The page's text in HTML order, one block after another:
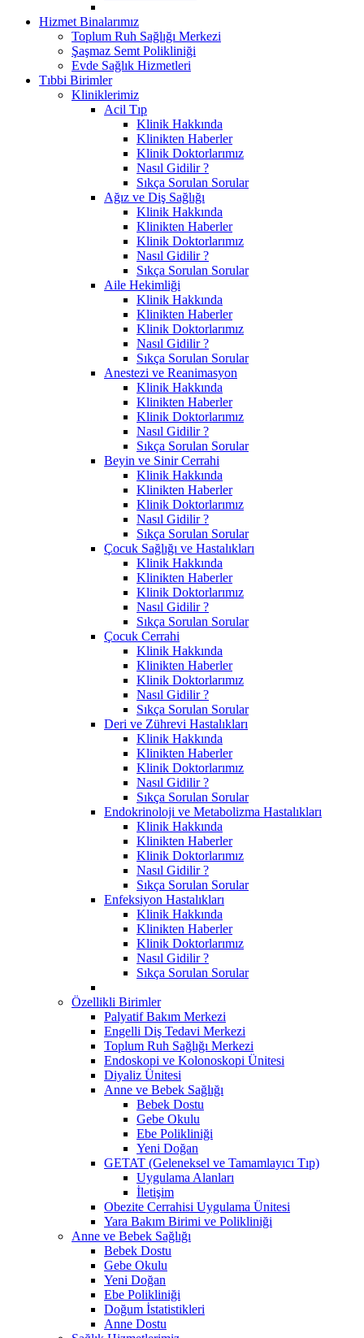
Hizmet Binalarımız
Toplum Ruh Sağlığı Merkezi
Şaşmaz Semt Polikliniği
Evde Sağlık Hizmetleri
Tıbbi Birimler
Kliniklerimiz
Acil Tıp
Klinik Hakkında
Klinikten Haberler
Klinik Doktorlarımız
Nasıl Gidilir ?
Sıkça Sorulan Sorular
Ağız ve Diş Sağlığı
Klinik Hakkında
Klinikten Haberler
Klinik Doktorlarımız
Nasıl Gidilir ?
Sıkça Sorulan Sorular
Aile Hekimliği
Klinik Hakkında
Klinikten Haberler
Klinik Doktorlarımız
Nasıl Gidilir ?
Sıkça Sorulan Sorular
Anestezi ve Reanimasyon
Klinik Hakkında
Klinikten Haberler
Klinik Doktorlarımız
Nasıl Gidilir ?
Sıkça Sorulan Sorular
Beyin ve Sinir Cerrahi
Klinik Hakkında
Klinikten Haberler
Klinik Doktorlarımız
Nasıl Gidilir ?
Sıkça Sorulan Sorular
Çocuk Sağlığı ve Hastalıkları
Klinik Hakkında
Klinikten Haberler
Klinik Doktorlarımız
Nasıl Gidilir ?
Sıkça Sorulan Sorular
Çocuk Cerrahi
Klinik Hakkında
Klinikten Haberler
Klinik Doktorlarımız
Nasıl Gidilir ?
Sıkça Sorulan Sorular
Deri ve Zührevi Hastalıkları
Klinik Hakkında
Klinikten Haberler
Klinik Doktorlarımız
Nasıl Gidilir ?
Sıkça Sorulan Sorular
Endokrinoloji ve Metabolizma Hastalıkları
Klinik Hakkında
Klinikten Haberler
Klinik Doktorlarımız
Nasıl Gidilir ?
Sıkça Sorulan Sorular
Enfeksiyon Hastalıkları
Klinik Hakkında
Klinikten Haberler
Klinik Doktorlarımız
Nasıl Gidilir ?
Sıkça Sorulan Sorular
Özellikli Birimler
Palyatif Bakım Merkezi
Engelli Diş Tedavi Merkezi
Toplum Ruh Sağlığı Merkezi
Endoskopi ve Kolonoskopi Ünitesi
Diyaliz Ünitesi
Anne ve Bebek Sağlığı
Bebek Dostu
Gebe Okulu
Ebe Polikliniği
Yeni Doğan
GETAT (Geleneksel ve Tamamlayıcı Tıp)
Uygulama Alanları
İletişim
Obezite Cerrahisi Uygulama Ünitesi
Yara Bakım Birimi ve Polikliniği
Anne ve Bebek Sağlığı
Bebek Dostu
Gebe Okulu
Yeni Doğan
Ebe Polikliniği
Doğum İstatistikleri
Anne Dostu